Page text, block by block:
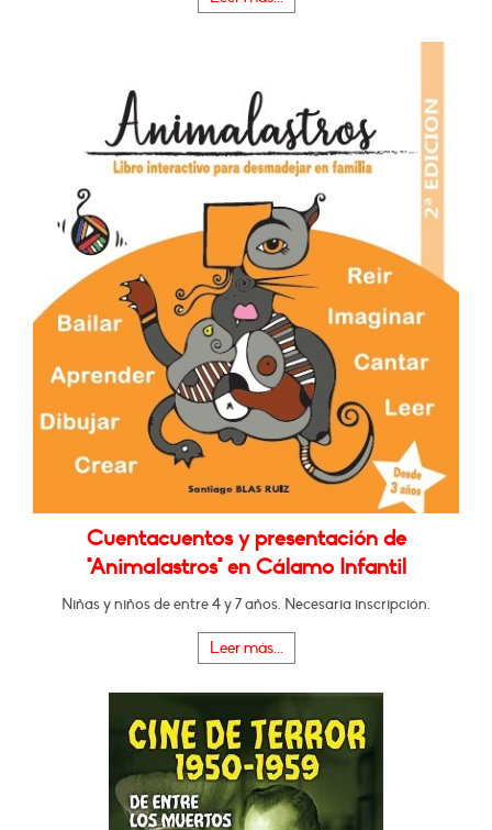
Cuentacuentos y presentación de
"Animalastros" en Cálamo Infantil
Niñas y niños de entre 4 y 7 años. Necesaria inscripción.
Leer más...